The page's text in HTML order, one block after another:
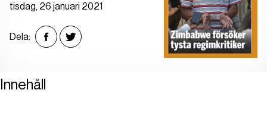
tisdag, 26 januari 2021
Dela:
Innehåll